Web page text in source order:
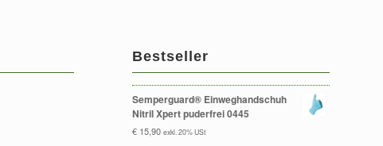
Bestseller
Semperguard® Einweghandschuh
Nitril Xpert puderfrei 0445
€15,90 exkl. 20% USt